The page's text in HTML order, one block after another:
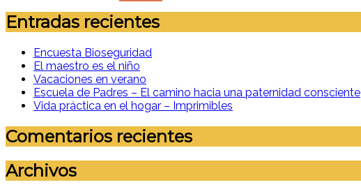
Entradas recientes
Encuesta Bioseguridad
El maestro es el niño
Vacaciones en verano
Escuela de Padres – El camino hacia una paternidad consciente
Vida práctica en el hogar – Imprimibles
Comentarios recientes
Archivos